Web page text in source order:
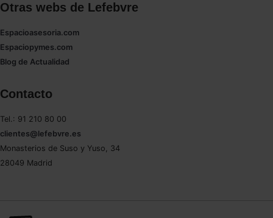
Otras webs de Lefebvre
Espacioasesoria.com
Espaciopymes.com
Blog de Actualidad
Contacto
Tel.: 91 210 80 00
clientes@lefebvre.es
Monasterios de Suso y Yuso, 34
28049 Madrid